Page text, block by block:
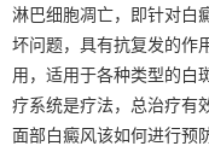
淋巴细胞凋亡，即针对白
坏问题，具有抗复发的作
用，适用于各种类型的白
疗系统是疗法，总治疗有
面部白癜风该如何进行预